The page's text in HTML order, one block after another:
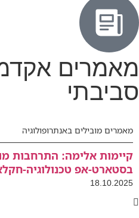
מאמרים
סביבתי
מאמרים מובילים באנתרופולוגיה
קיימות אלימה: התרחבות
בסטארט-אפ טכנולוגיה-
18.10.2025